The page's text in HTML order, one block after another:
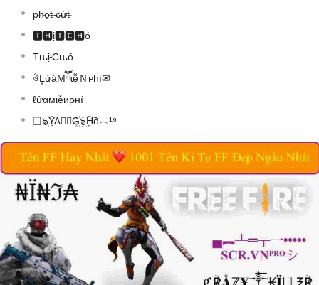
p̴h̴ọ̴t̴ ̴c̴ứ̴t̴
🆃🅷ị🆃🅲🅷ó
TԋịƚCԋó
ঔL͙ửáMཽɩễＮᴘhí✉
ℓửαмιễиρнí
❑๖ۣۜYA⃗🅽G꙰๖ۣۜHồ︵¹⁹